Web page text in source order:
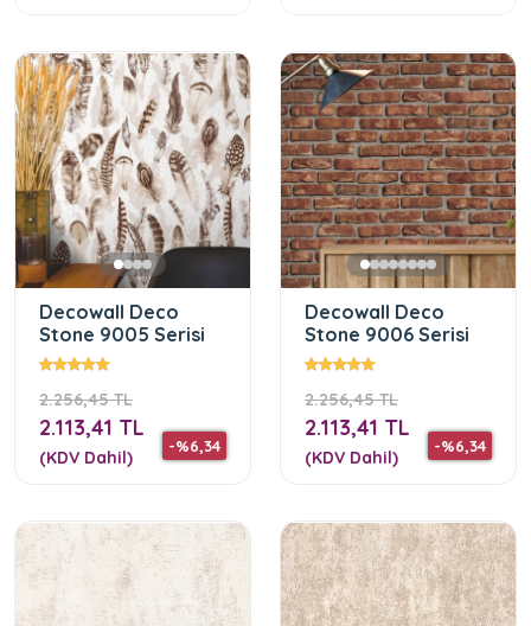
Decowall Deco
Stone 9005 Serisi
2.256,45 TL
-%6,34
2.113,41 TL
(KDV Dahil)
Decowall Deco
Stone 9006 Serisi
2.256,45 TL
-%6,34
2.113,41 TL
(KDV Dahil)